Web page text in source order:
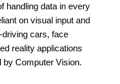
handling data in every
on visual input and
cars, face
reality applications
by Computer Vision.